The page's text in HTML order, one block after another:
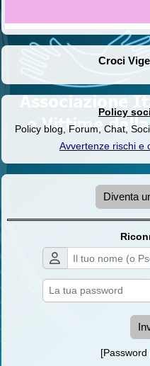
Croci
Policy
Policy blog, Forum, Chat,
Avvertenze rischi e
Diventa